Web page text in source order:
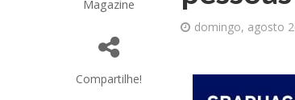
Magazine
Compartilhe!
domingo, agosto